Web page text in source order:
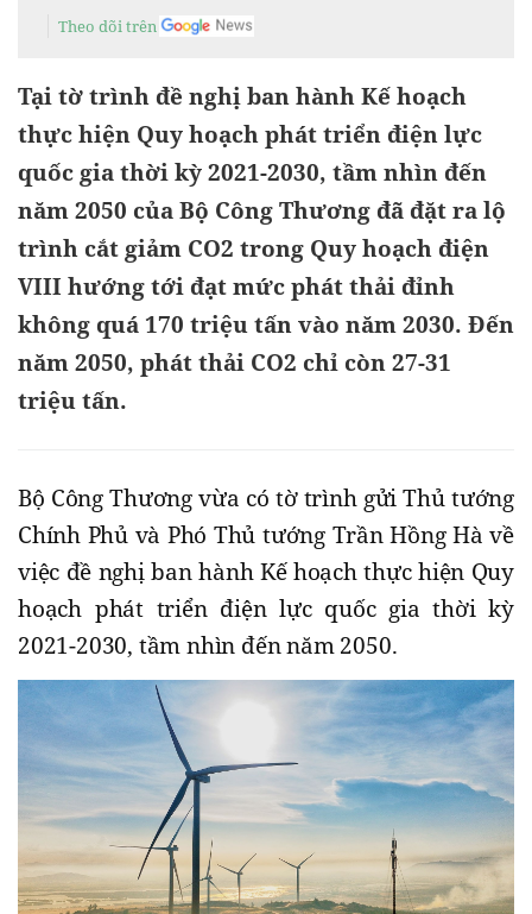
Theo dõi trên
Tại tờ trình đề nghị ban hành Kế hoạch
thực hiện Quy hoạch phát triển điện lực
quốc gia thời kỳ 2021-2030, tầm nhìn đến
năm 2050 của Bộ Công Thương đã đặt ra lộ
trình cắt giảm CO2 trong Quy hoạch điện
VIII hướng tới đạt mức phát thải đỉnh
không quá 170 triệu tấn vào năm 2030. Đến
năm 2050, phát thải CO2 chỉ còn 27-31
triệu tấn.
Bộ Công Thương vừa có tờ trình gửi Thủ tướng
Chính Phủ và Phó Thủ tướng Trần Hồng Hà về
việc đề nghị ban hành Kế hoạch thực hiện Quy
hoạch phát triển điện lực quốc gia thời kỳ
2021-2030, tầm nhìn đến năm 2050.